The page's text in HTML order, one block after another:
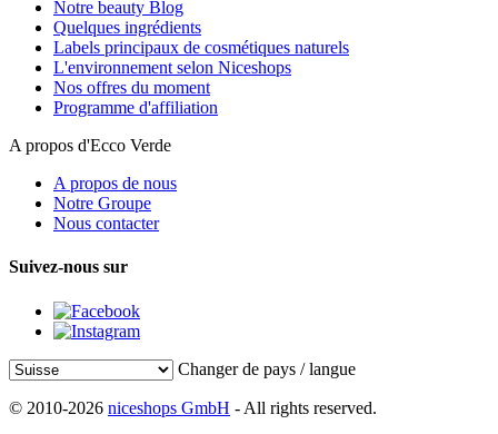
Notre beauty Blog
Quelques ingrédients
Labels principaux de cosmétiques naturels
L'environnement selon Niceshops
Nos offres du moment
Programme d'affiliation
A propos d'Ecco Verde
A propos de nous
Notre Groupe
Nous contacter
Suivez-nous sur
Changer de pays / langue
© 2010-2026 niceshops GmbH - All rights reserved.